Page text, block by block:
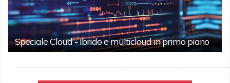
Speciale Cloud - Ibrido e multicloud in primo piano